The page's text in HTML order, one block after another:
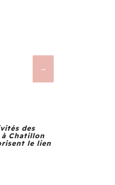
des
Chatillon
le lien